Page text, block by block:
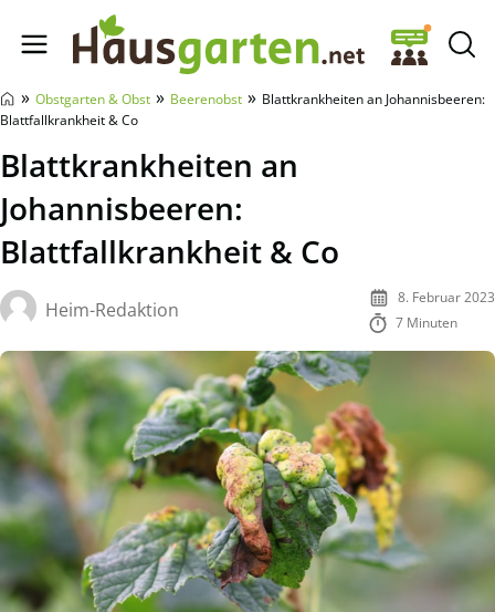
Hausgarten.net
» Obstgarten & Obst » Beerenobst » Blattkrankheiten an Johannisbeeren:
Blattfallkrankheit & Co
Blattkrankheiten an
Johannisbeeren:
Blattfallkrankheit & Co
Heim-Redaktion
8. Februar 2023
7 Minuten